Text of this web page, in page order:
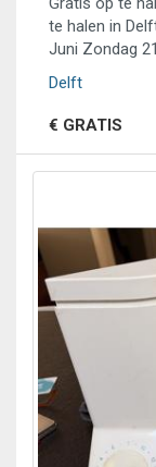
te halen in
Juni Zondag
Delft
€ GRATIS